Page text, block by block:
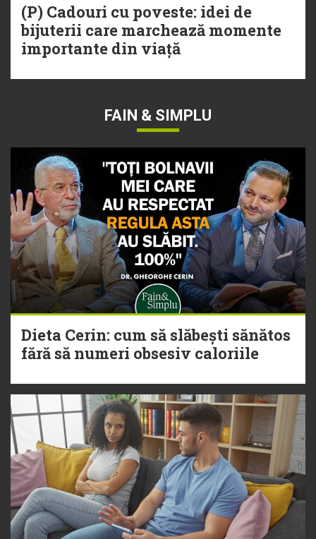
(P) Cadouri cu poveste: idei de
bijuterii care marchează momente
importante din viață
FAIN & SIMPLU
Dieta Cerin: cum să slăbești sănătos
fără să numeri obsesiv caloriile